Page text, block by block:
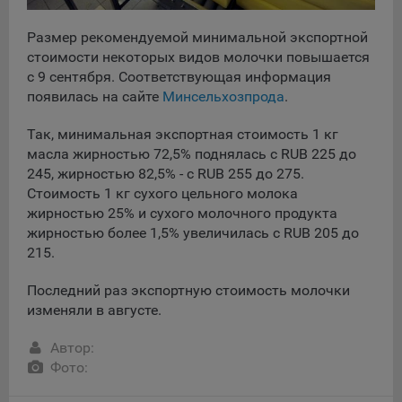
пункте 3 Политики, при их посещении для отражения
действий, совершенных пользователем. Эти файлы
позволяют не вводить заново или выбирать те же
параметры при повторном посещении того или иного
Целями обработки файлов cookie являются:
Общество не использует файлы cookie для
идентификации субъектов персональных данных.
На сайтах используются как файлы cookie первой
стороны (устанавливаемые сайтами, которые посещает
пользователь), так и сторонние файлы cookie (задаются
Общество обрабатывает обезличенные данные
пользователей сайта (включая файлы «cookie»),
которые служат для сбора информации о действиях
пользователей на сайте, улучшения качества сайта и его
Размер рекомендуемой минимальной экспортной
стоимости некоторых видов молочки повышается
с 9 сентября. Соответствующая информация
появилась на сайте Минсельхозпрода.
Так, минимальная экспортная стоимость 1 кг
масла жирностью 72,5% поднялась с RUB 225 до
245, жирностью 82,5% - с RUB 255 до 275.
Стоимость 1 кг сухого цельного молока
жирностью 25% и сухого молочного продукта
жирностью более 1,5% увеличилась с RUB 205 до
215.
Последний раз экспортную стоимость молочки
изменяли в августе.
Автор:
Фото: